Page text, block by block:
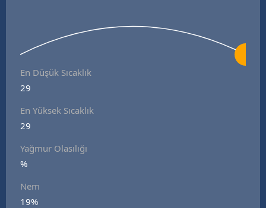
En Düşük Sıcaklık
29
En Yüksek Sıcaklık
29
Yağmur Olasılığı
%
Nem
19%